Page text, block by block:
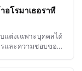
อโรมาเธอราพี
แต่งเฉพาะบุคคลได้
และความชอบของ